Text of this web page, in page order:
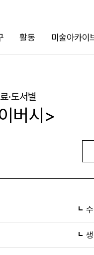
활동 미술아카이
·도서별
버시>